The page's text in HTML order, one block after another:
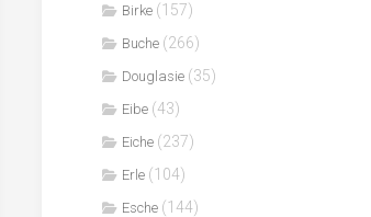
Birke (157)
Buche (266)
Douglasie (35)
Eibe (43)
Eiche (237)
Erle (104)
Esche (144)